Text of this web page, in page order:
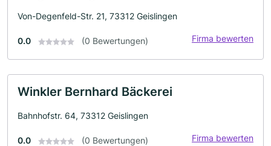
Von-Degenfeld-Str. 21, 73312 Geislingen
0.0 (0 Bewertungen) Firma bewerten
Winkler Bernhard Bäckerei
Bahnhofstr. 64, 73312 Geislingen
0.0 (0 Bewertungen) Firma bewerten